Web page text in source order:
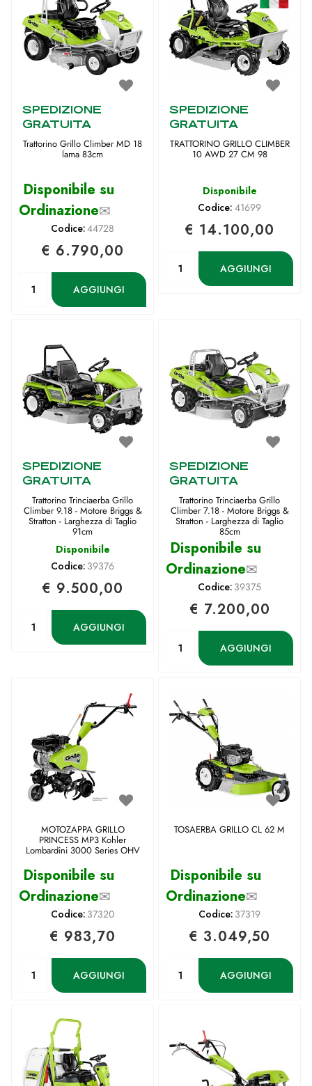
SPEDIZIONE
GRATUITA
Trattorino Grillo Climber MD 18
lama 83cm
Disponibile su
Ordinazione✉
Codice:44728
€ 6.790,00
AGGIUNGI
SPEDIZIONE
GRATUITA
TRATTORINO GRILLO CLIMBER
10 AWD 27 CM 98
Disponibile
Codice: 41699
€ 14.100,00
AGGIUNGI
SPEDIZIONE
GRATUITA
Trattorino Trinciaerba Grillo
Climber 9.18 - Motore Briggs &
Stratton - Larghezza di Taglio
91cm
Disponibile
Codice: 39376
€ 9.500,00
AGGIUNGI
SPEDIZIONE
GRATUITA
Trattorino Trinciaerba Grillo
Climber 7.18 - Motore Briggs &
Stratton - Larghezza di Taglio
85cm
Disponibile su
Ordinazione✉
Codice: 39375
€ 7.200,00
AGGIUNGI
MOTOZAPPA GRILLO
PRINCESS MP3 Kohler
Lombardini 3000 Series OHV
Disponibile su
Ordinazione✉
Codice: 37320
€ 983,70
AGGIUNGI
TOSAERBA GRILLO CL 62 M
Disponibile su
Ordinazione✉
Codice: 37319
€ 3.049,50
AGGIUNGI